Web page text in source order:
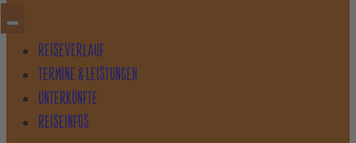
REISEVERLAUF
TERMINE & LEISTUNGEN
UNTERKÜNFTE
REISEINFOS